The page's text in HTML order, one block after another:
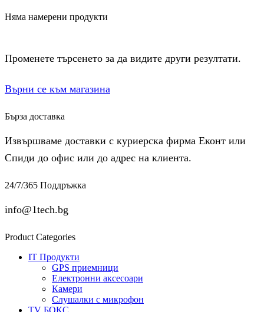
Няма намерени продукти
Променете търсенето за да видите други резултати.
Върни се към магазина
Бърза доставка
Извършваме доставки с куриерска фирма Еконт или
Спиди до офис или до адрес на клиента.
24/7/365 Поддръжка
info@1tech.bg
Product Categories
IT Продукти
GPS приемници
Електронни аксесоари
Камери
Слушалки с микрофон
TV БОКС